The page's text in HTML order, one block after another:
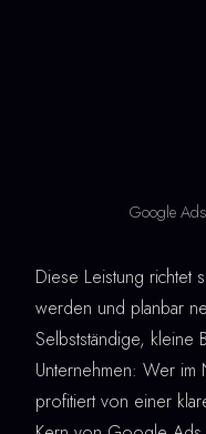
Google
Diese Leistung richtet
werden und planbar
Selbstständige, kleine
Unternehmen: Wer
profitiert von einer